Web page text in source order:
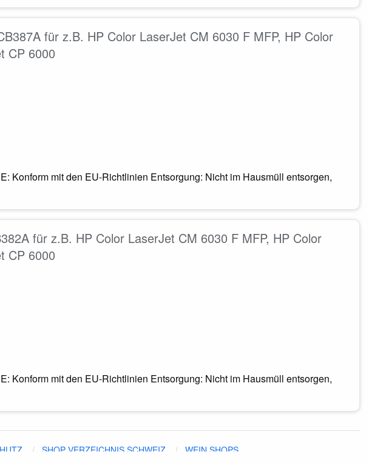
für z.B. HP Color LaserJet CM 6030 F MFP, HP Color
CP 6000
Konform mit den EU-Richtlinien Entsorgung: Nicht im Hausmüll entsorgen,
für z.B. HP Color LaserJet CM 6030 F MFP, HP Color
CP 6000
Konform mit den EU-Richtlinien Entsorgung: Nicht im Hausmüll entsorgen,
SHOP VERZEICHNIS SCHWEIZ WEIN SHOPS